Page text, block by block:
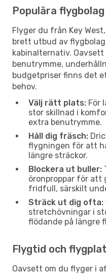
Populära
Flyger du från Key
brett utbud av
kabinalternativ.
benutrymme,
budgetpriser finns det
behov.
Välj rätt plats: För
stor skillnad i
extra benutrymme.
Håll dig fräsch:
flygningen för att
längre sträckor.
Blockera ut buller:
öronproppar för att
fridfull, särskilt
Sträck ut dig ofta:
stretchövningar i
flödande på längre
Flygtid och
Oavsett om du flyger i